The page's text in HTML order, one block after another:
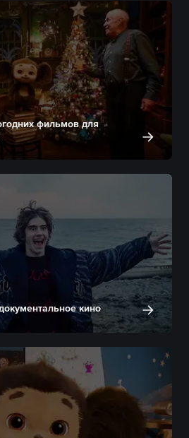
фильмов для
кино